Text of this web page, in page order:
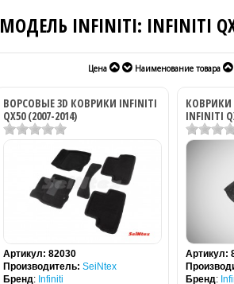
МОДЕЛЬ INFINITI: INFINITI
Цена Наименование товара
ВОРСОВЫЕ 3D КОВРИКИ INFINITI
QX50 (2007-2014)
Артикул: 82030
Производитель: SeiNtex
Бренд: Infiniti
КОВРИКИ
INFINITI
Артикул:
Бренд: